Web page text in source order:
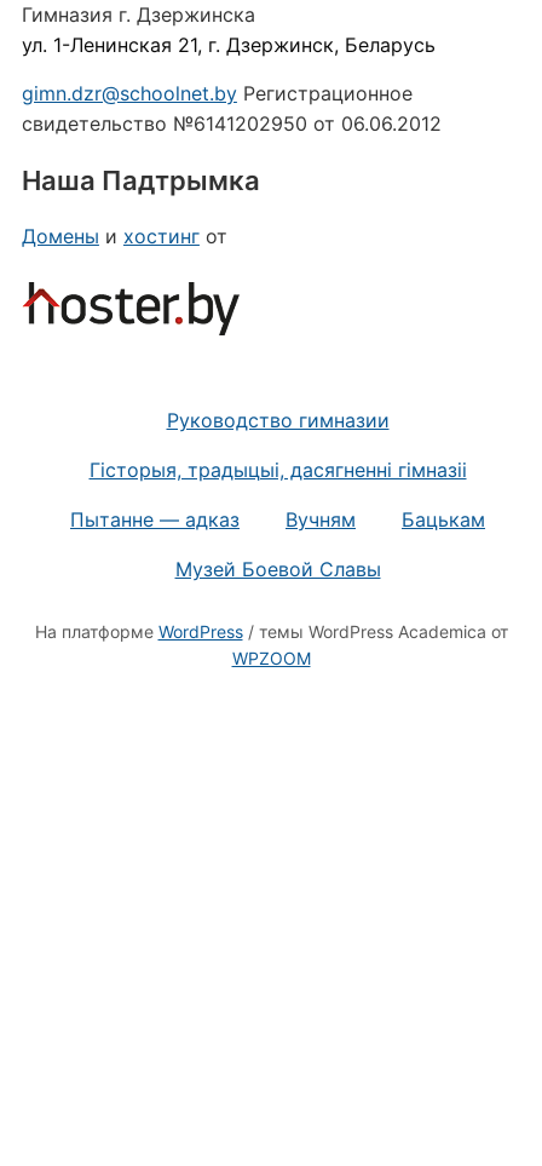
Гимназия г. Дзержинска
ул. 1-Ленинская 21, г. Дзержинск, Беларусь
gimn.dzr@schoolnet.byРегистрационное
свидетельство №6141202950 от 06.06.2012
Наша Падтрымка
Домены и хостингот
Руководство гимназии
Гісторыя, традыцыі, дасягненні гімназіі
Пытанне — адказ Вучням Бацькам
Mузей Боевой Славы
На платформе WordPress/ темы WordPress Academica от
WPZOOM